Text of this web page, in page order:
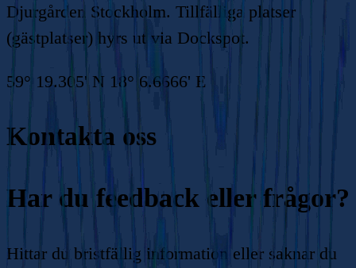
Djurgården Stockholm. Tillfälliga platser
(gästplatser) hyrs ut via Dockspot.
59° 19.305' N 18° 6.6666' E
Kontakta oss
Har du feedback eller frågor?
Hittar du bristfällig information eller saknar du